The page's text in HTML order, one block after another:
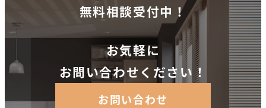
無料相談受付中！
お気軽に
お問い合わせください！
お問い合わせ